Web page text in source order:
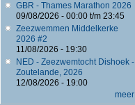
GBR - Thames Marathon 2026
09/08/2026 - 00:00t/m 23:45
Zeezwemmen Middelkerke
2026 #2
11/08/2026 - 19:30
NED - Zeezwemtocht Dishoek -
Zoutelande, 2026
12/08/2026 - 19:00
meer